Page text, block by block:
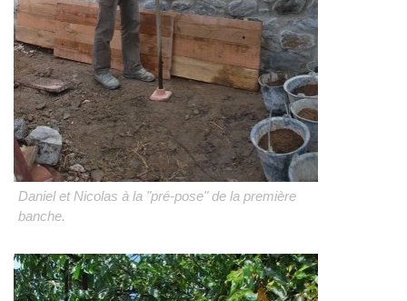
Daniel et Nicolas à la "pré-pose" de la première
banche.